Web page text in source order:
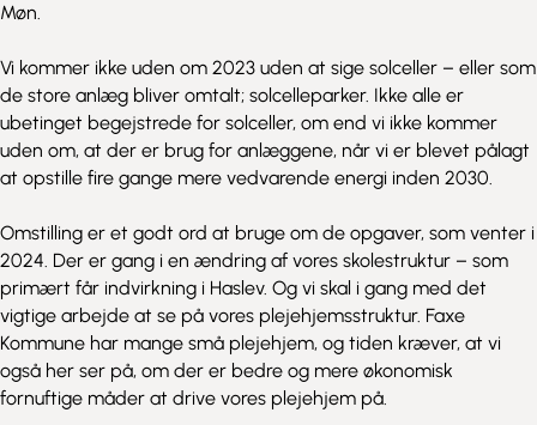
Møn.
Vi kommer ikke uden om 2023 uden at sige solceller – eller som
de store anlæg bliver omtalt; solcelleparker. Ikke alle er
ubetinget begejstrede for solceller, om end vi ikke kommer
uden om, at der er brug for anlæggene, når vi er blevet pålagt
at opstille fire gange mere vedvarende energi inden 2030.
Omstilling er et godt ord at bruge om de opgaver, som venter i
2024. Der er gang i en ændring af vores skolestruktur – som
primært får indvirkning i Haslev. Og vi skal i gang med det
vigtige arbejde at se på vores plejehjemsstruktur. Faxe
Kommune har mange små plejehjem, og tiden kræver, at vi
også her ser på, om der er bedre og mere økonomisk
fornuftige måder at drive vores plejehjem på.